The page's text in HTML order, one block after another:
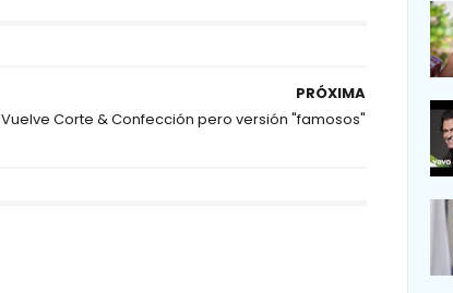
PRÓXIMA
Vuelve Corte & Confección pero versión "famosos"